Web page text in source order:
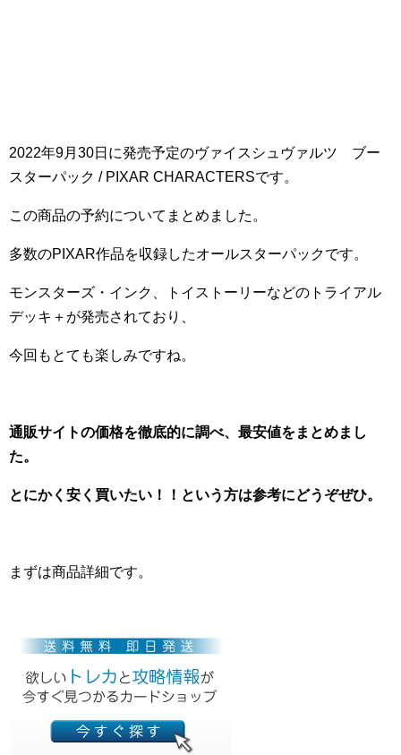
2022年9月30日に発売予定のヴァイスシュヴァルツ ブー
スターパック / PIXAR CHARACTERSです。
この商品の予約についてまとめました。
多数のPIXAR作品を収録したオールスターパックです。
モンスターズ・インク、トイストーリーなどのトライアル
デッキ＋が発売されており、
今回もとても楽しみですね。
通販サイトの価格を徹底的に調べ、最安値をまとめまし
た。
とにかく安く買いたい！！という方は参考にどうぞぜひ。
まずは商品詳細です。